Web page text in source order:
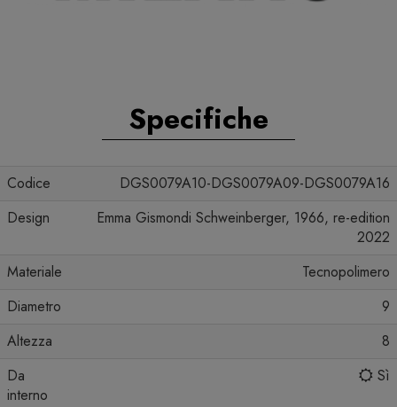
Specifiche
Codice
DGS0079A10-DGS0079A09-DGS0079A16
Design
Emma Gismondi Schweinberger, 1966, re-edition
2022
Materiale
Tecnopolimero
Diametro
9
Altezza
8
Da
interno
Sì